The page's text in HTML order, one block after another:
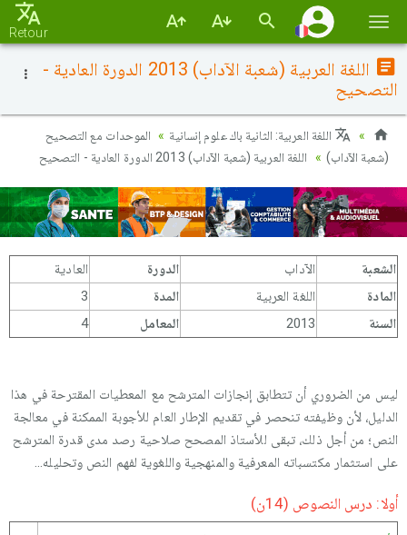
la
Retour
اللغة العربية (شعبة الآداب) 2013 الدورة العادية -
التصحيح
اللغة العربية: الثانية باك علوم إنسانية
الموحدات مع التصحيح
(شعبة الآداب)
اللغة العربية (شعبة الآداب) 2013 الدورة العادية - التصحيح
الشعبة الآداب الدورة
العادية
المادة
اللغة العربية المدة
3
السنة
2013 المعامل 4
ليس من الضروري أن تتطابق إنجازات المترشح مع المعطيات المقترحة في هذا
الدليل، لأن وظيفته تنحصر في تقديم الإطار العام للأجوبة الممكنة في معالجة
النص؛ من أجل ذلك، تبقى للأستاذ المصحح صلاحية رصد مدى قدرة المترشح
على استثمار مكتسباته المعرفية والمنهجية واللغوية لفهم النص وتحليله...
أولا: درس النصوص (14ن)